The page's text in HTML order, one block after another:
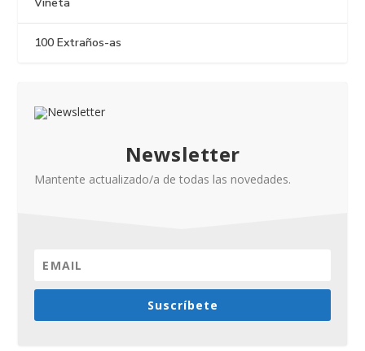
100 Extraños-as
Newsletter
Mantente actualizado/a de todas las novedades.
Suscríbete